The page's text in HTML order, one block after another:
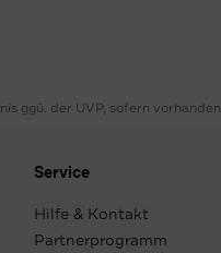
ggü. der UVP, sofern vorhanden
Service
Hilfe & Kontakt
Partnerprogramm